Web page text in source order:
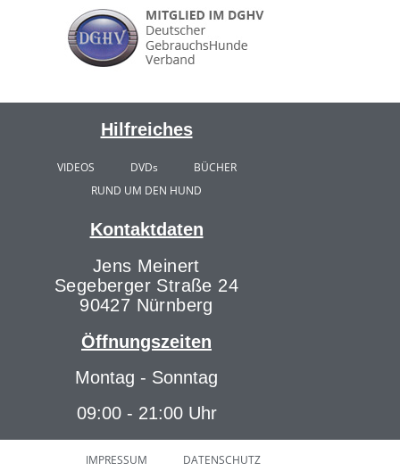
Hilfreiches
VIDEOS DVDs
BÜCHER
RUND UM DEN HUND
Kontaktdaten
Jens Meinert
Segeberger Straße 24
90427 Nürnberg
Öffnungszeiten
Montag - Sonntag
09:00 - 21:00 Uhr
IMPRESSUM DATENSCHUTZ